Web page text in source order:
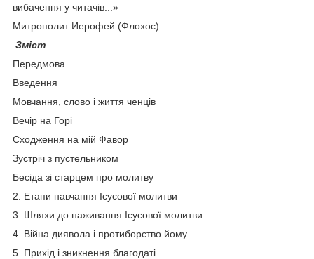
вибачення у читачів...»
Митрополит Иерофей (Флохос)
Зміст
Передмова
Введення
Мовчання, слово і життя ченців
Вечір на Горі
Сходження на мій Фавор
Зустріч з пустельником
Бесіда зі старцем про молитву
2. Етапи навчання Ісусової молитви
3. Шляхи до наживання Ісусової молитви
4. Війна диявола і протиборство йому
5. Прихід і зникнення благодаті